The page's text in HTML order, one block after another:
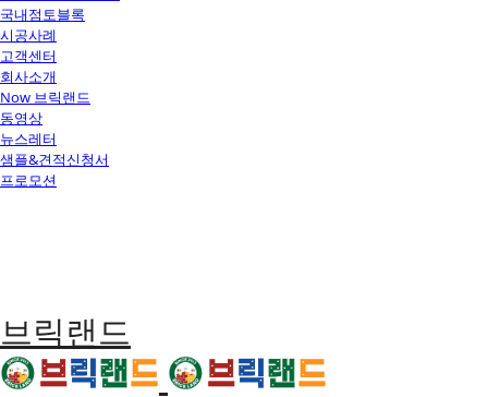
국내점토블록
시공사례
고객센터
회사소개
Now 브릭랜드
동영상
뉴스레터
샘플&견적신청서
프로모션
브릭랜드